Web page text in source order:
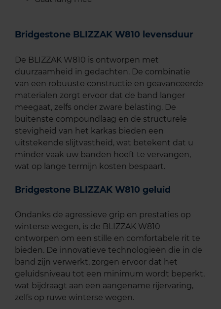
Bridgestone BLIZZAK W810 levensduur
De BLIZZAK W810 is ontworpen met
duurzaamheid in gedachten. De combinatie
van een robuuste constructie en geavanceerde
materialen zorgt ervoor dat de band langer
meegaat, zelfs onder zware belasting. De
buitenste compoundlaag en de structurele
stevigheid van het karkas bieden een
uitstekende slijtvastheid, wat betekent dat u
minder vaak uw banden hoeft te vervangen,
wat op lange termijn kosten bespaart.
Bridgestone BLIZZAK W810 geluid
Ondanks de agressieve grip en prestaties op
winterse wegen, is de BLIZZAK W810
ontworpen om een stille en comfortabele rit te
bieden. De innovatieve technologieën die in de
band zijn verwerkt, zorgen ervoor dat het
geluidsniveau tot een minimum wordt beperkt,
wat bijdraagt aan een aangename rijervaring,
zelfs op ruwe winterse wegen.